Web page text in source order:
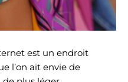
est un endroit
l’on ait envie de